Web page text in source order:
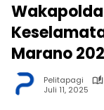
Marano
Pelitapagi
Juli 11, 2025